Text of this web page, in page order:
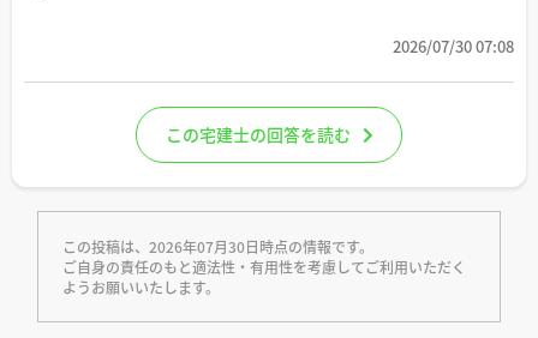
2026/07/30 07:08
この宅建士の回答を読む
この投稿は、2026年07月30日時点の情報です。
ご自身の責任のもと適法性・有用性を考慮してご利用いただく
ようお願いいたします。